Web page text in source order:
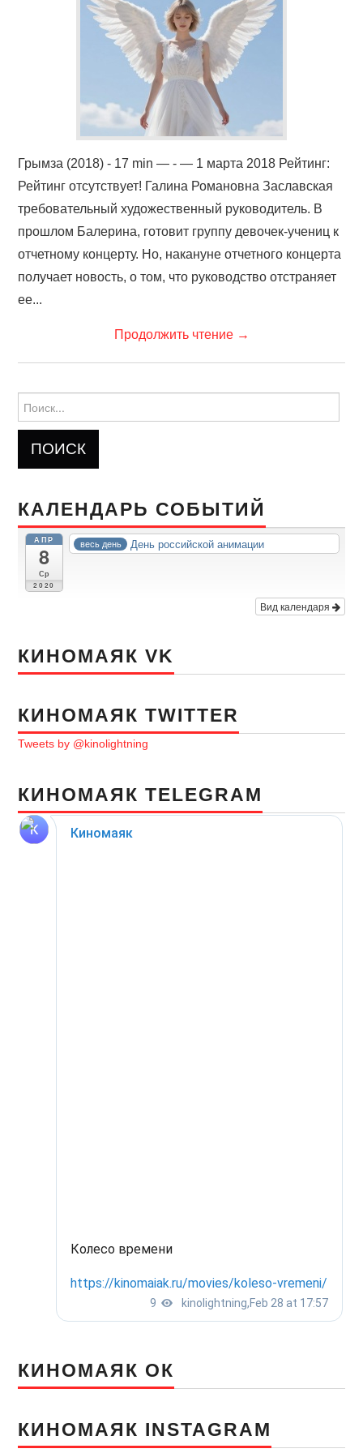
ФИЛЬМЫ
Грымза (2018) - 17 min — - — 1 марта 2018 Рейтинг:
Рейтинг отсутствует! Галина Романовна Заславская
требовательный художественный руководитель. В
прошлом Балерина, готовит группу девочек-учениц к
отчетному концерту. Но, накануне отчетного концерта
получает новость, о том, что руководство отстраняет
ее...
Продолжить чтение →
КАЛЕНДАРЬ СОБЫТИЙ
АПР
8
Ср
2020
весь день День российской анимации
Вид календаря
КИНОМАЯК VK
КИНОМАЯК TWITTER
Tweets by @kinolightning
КИНОМАЯК TELEGRAM
КИНОМАЯК ОК
КИНОМАЯК INSTAGRAM